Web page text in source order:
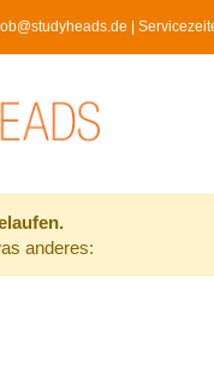
|
anderes: